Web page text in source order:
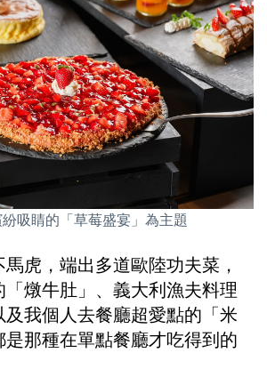
吸睛的「草莓盛宴」為主題
虎，端出多道歐陸功夫菜，
燉牛肚」、義大利漁夫料理
及我個人去餐廳超愛點的「米
那種在單點餐廳才吃得到的